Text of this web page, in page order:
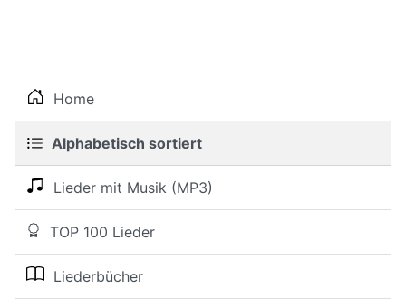
Home
Alphabetisch sortiert
Lieder mit Musik (MP3)
TOP 100 Lieder
Liederbücher